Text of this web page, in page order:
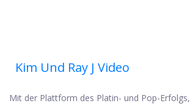
Kim Und Ray J Video
Mit der Plattform des Platin- und Pop-Erfolgs,